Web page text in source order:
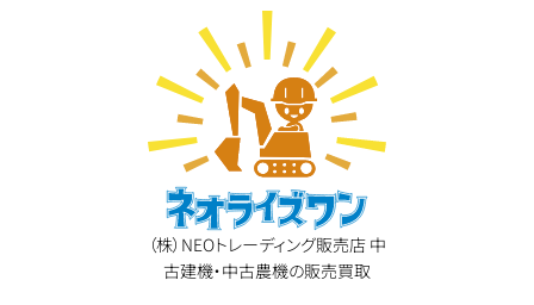
（株）NEOトレーディング販売店 中
古建機・中古農機の販売買取